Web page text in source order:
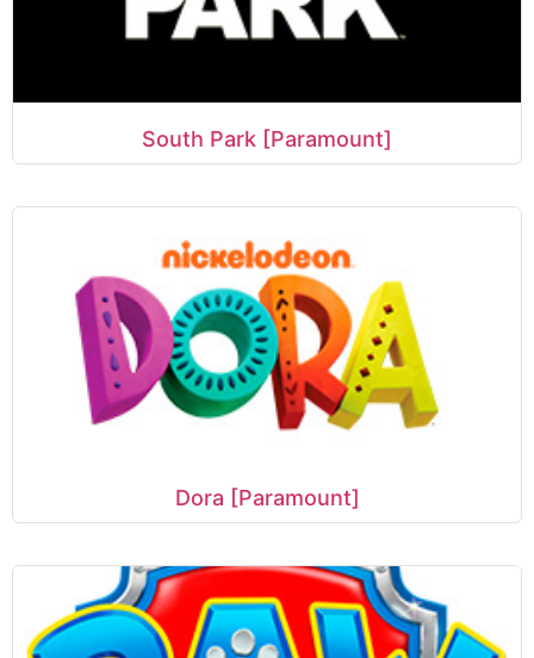
South Park [Paramount]
Dora [Paramount]